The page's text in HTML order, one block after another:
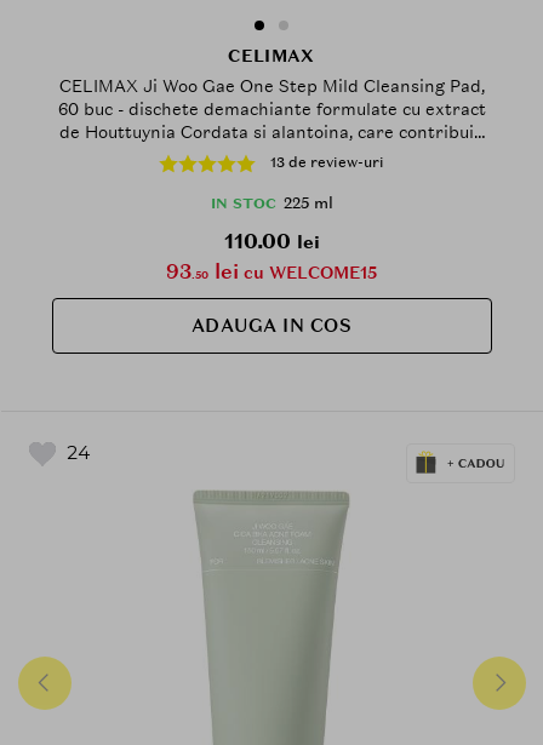
CELIMAX
CELIMAX Ji Woo Gae One Step Mild Cleansing Pad,
60 buc - dischete demachiante formulate cu extract
de Houttuynia Cordata si alantoina, care contribuie
la indepartarea machiajului, excesului de sebum si
impuritatilor si la metinerea confortului pielii
sensibile
13 de review-uri
IN STOC 225 ml
110.00 lei
93.50 lei cu WELCOME15
ADAUGA IN COS
24